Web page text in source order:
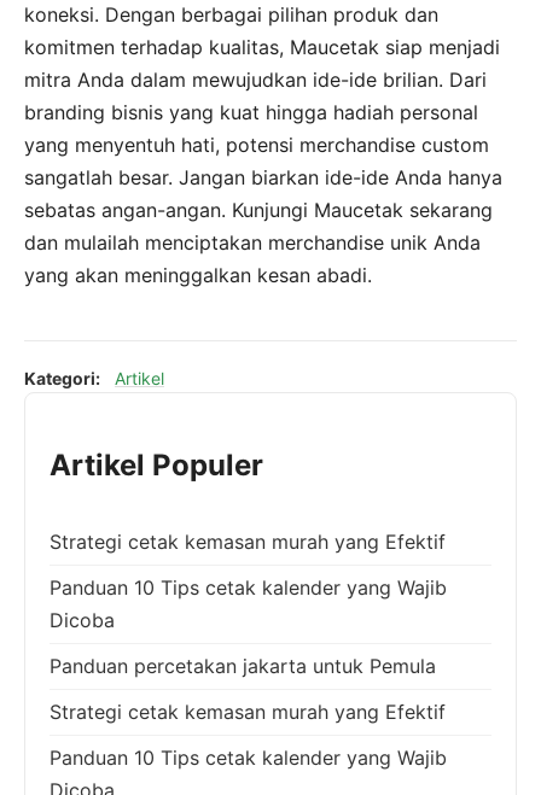
koneksi. Dengan berbagai pilihan produk dan
komitmen terhadap kualitas, Maucetak siap menjadi
mitra Anda dalam mewujudkan ide-ide brilian. Dari
branding bisnis yang kuat hingga hadiah personal
yang menyentuh hati, potensi merchandise custom
sangatlah besar. Jangan biarkan ide-ide Anda hanya
sebatas angan-angan. Kunjungi Maucetak sekarang
dan mulailah menciptakan merchandise unik Anda
yang akan meninggalkan kesan abadi.
Kategori: Artikel
Artikel Populer
Strategi cetak kemasan murah yang Efektif
Panduan 10 Tips cetak kalender yang Wajib
Dicoba
Panduan percetakan jakarta untuk Pemula
Strategi cetak kemasan murah yang Efektif
Panduan 10 Tips cetak kalender yang Wajib
Dicoba